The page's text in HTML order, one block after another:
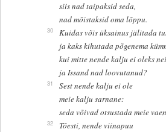
siis nad taipaksid seda,
nad mõistaksid oma lõppu.
30
Kuidas võis üksainus jälitada
ja kaks kihutada põgenema
kui mitte nende kalju ei oleks
ja Issand nad loovutanud?
31
Sest nende kalju ei ole
meie kalju sarnane:
seda võivad otsustada meie
32
Tõesti, nende viinapuu